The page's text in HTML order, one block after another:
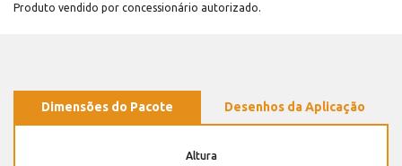
Produto vendido por concessionário autorizado.
Dimensões do Pacote Desenhos da Aplicação
Altura